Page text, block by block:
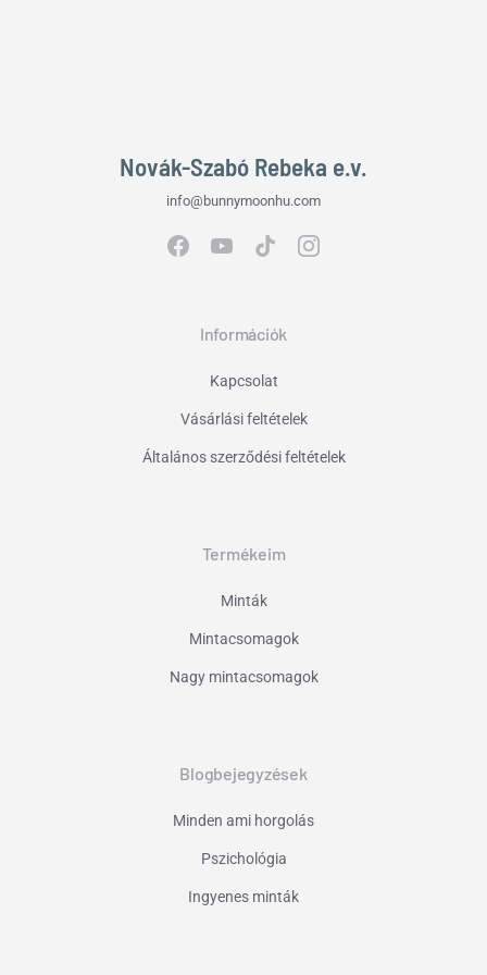
Novák-Szabó Rebeka e.v.
info@bunnymoonhu.com
Információk
Kapcsolat
Vásárlási feltételek
Általános szerződési feltételek
Termékeim
Minták
Mintacsomagok
Nagy mintacsomagok
Blogbejegyzések
Minden ami horgolás
Pszichológia
Ingyenes minták